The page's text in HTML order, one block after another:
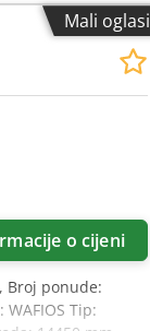
Mali oglasi
o cijeni
, Broj ponude:
Tip: